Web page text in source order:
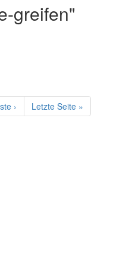
greifen"
›
Letzte
Seite
Letzte Seite »